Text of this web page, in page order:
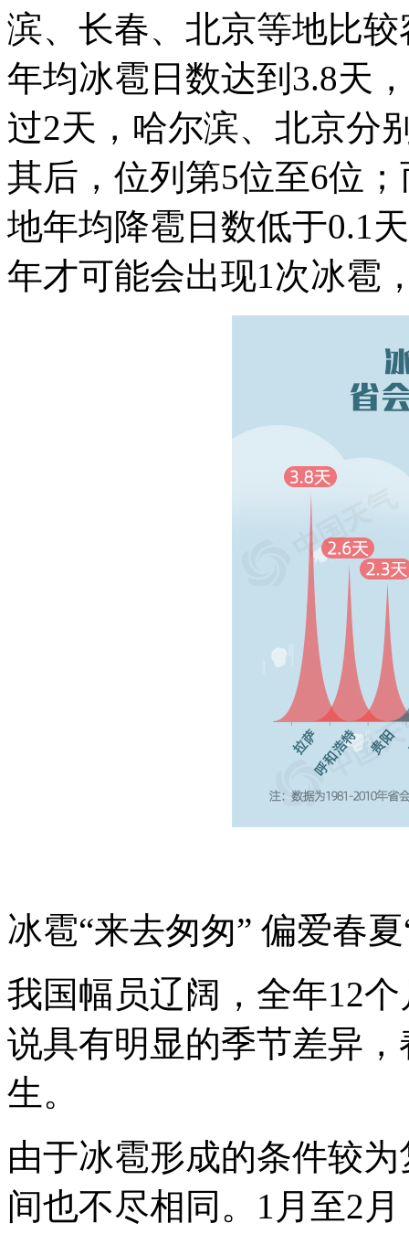
滨、长春、北京等地比
年均冰雹日数达到3.8天
过2天，哈尔滨、北京分
其后，位列第5位至6位
地年均降雹日数低于0.1
年才可能会出现1次冰雹
冰雹“来去匆匆” 偏爱春夏
我国幅员辽阔，全年12
说具有明显的季节差异
生。
由于冰雹形成的条件较
间也不尽相同。1月至2